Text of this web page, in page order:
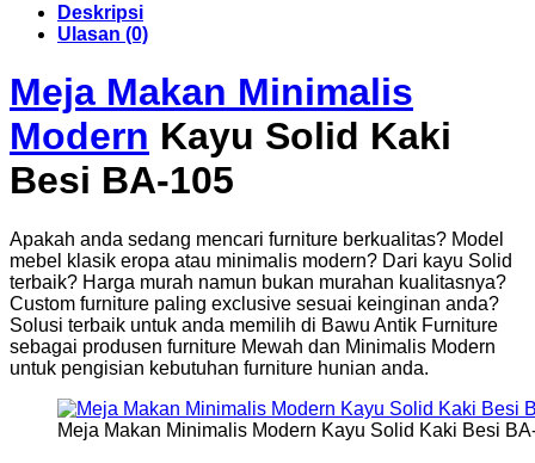
Deskripsi
Ulasan (0)
Meja Makan Minimalis
Modern Kayu Solid Kaki
Besi BA-105
Apakah anda sedang mencari furniture berkualitas? Model
mebel klasik eropa atau minimalis modern? Dari kayu Solid
terbaik? Harga murah namun bukan murahan kualitasnya?
Custom furniture paling exclusive sesuai keinginan anda?
Solusi terbaik untuk anda memilih di Bawu Antik Furniture
sebagai produsen furniture Mewah dan Minimalis Modern
untuk pengisian kebutuhan furniture hunian anda.
Meja Makan Minimalis Modern Kayu Solid Kaki Besi